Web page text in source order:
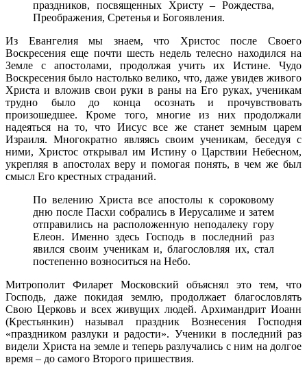
праздников, посвященных Христу – Рождества,
Преображения, Сретенья и Богоявления.
Из Евангелия мы знаем, что Христос после Своего
Воскресения еще почти шесть недель телесно находился на
Земле с апостолами, продолжая учить их Истине. Чудо
Воскресения было настолько велико, что, даже увидев живого
Христа и вложив свои руки в раны на Его руках, ученикам
трудно было до конца осознать и прочувствовать
произошедшее. Кроме того, многие из них продолжали
надеяться на то, что Иисус все же станет земным царем
Израиля. Многократно являясь своим ученикам, беседуя с
ними, Христос открывал им Истину о Царствии Небесном,
укрепляя в апостолах веру и помогая понять, в чем же был
смысл Его крестных страданий.
По велению Христа все апостолы к сороковому
дню после Пасхи собрались в Иерусалиме и затем
отправились на расположенную неподалеку гору
Елеон. Именно здесь Господь в последний раз
явился своим ученикам и, благословляя их, стал
постепенно возноситься на Небо.
Митрополит Филарет Московский объяснял это тем, что
Господь, даже покидая землю, продолжает благословлять
Свою Церковь и всех живущих людей. Архимандрит Иоанн
(Крестьянкин) называл праздник Вознесения Господня
«праздником разлуки и радости». Ученики в последний раз
видели Христа на земле и теперь разлучались с ним на долгое
время – до самого Второго пришествия.